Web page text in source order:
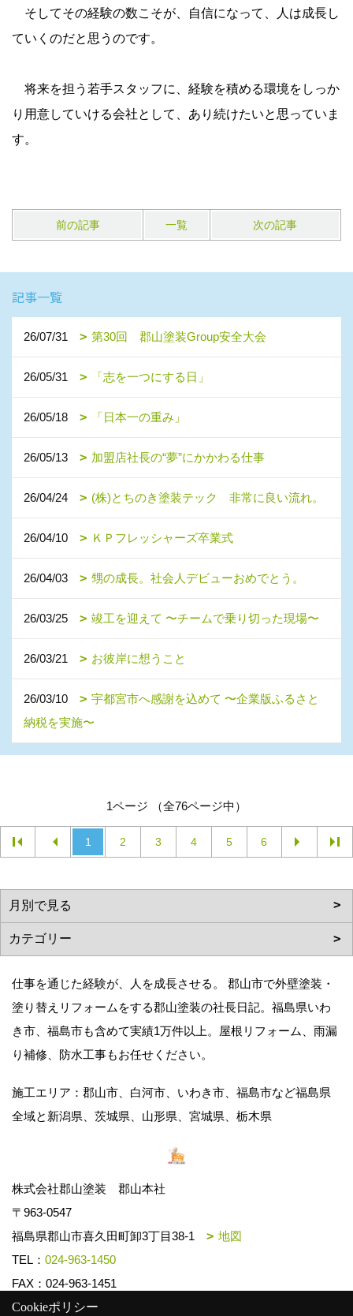
そしてその経験の数こそが、自信になって、人は成長し
ていくのだと思うのです。
将来を担う若手スタッフに、経験を積める環境をしっか
り用意していける会社として、あり続けたいと思っていま
す。
前の記事 一覧 次の記事
記事一覧
26/07/31 第30回 郡山塗装Group安全大会
26/05/31 「志を一つにする日」
26/05/18 「日本一の重み」
26/05/13 加盟店社長の“夢”にかかわる仕事
26/04/24 (株)とちのき塗装テック 非常に良い流れ。
26/04/10 ＫＰフレッシャーズ卒業式
26/04/03 甥の成長。社会人デビューおめでとう。
26/03/25 竣工を迎えて 〜チームで乗り切った現場〜
26/03/21 お彼岸に想うこと
26/03/10
宇都宮市へ感謝を込めて 〜企業版ふるさと
納税を実施〜
1ページ （全76ページ中）
1 2 3 4 5 6
仕事を通じた経験が、人を成長させる。 郡山市で外壁塗装・
塗り替えリフォームをする郡山塗装の社長日記。福島県いわ
き市、福島市も含めて実績1万件以上。屋根リフォーム、雨漏
り補修、防水工事もお任せください。
施工エリア：郡山市、白河市、いわき市、福島市など福島県
全域と新潟県、茨城県、山形県、宮城県、栃木県
株式会社郡山塗装 郡山本社
〒963-0547
福島県郡山市喜久田町卸3丁目38-1
地図
TEL： 024-963-1450
FAX：024-963-1451
Cookieポリシー